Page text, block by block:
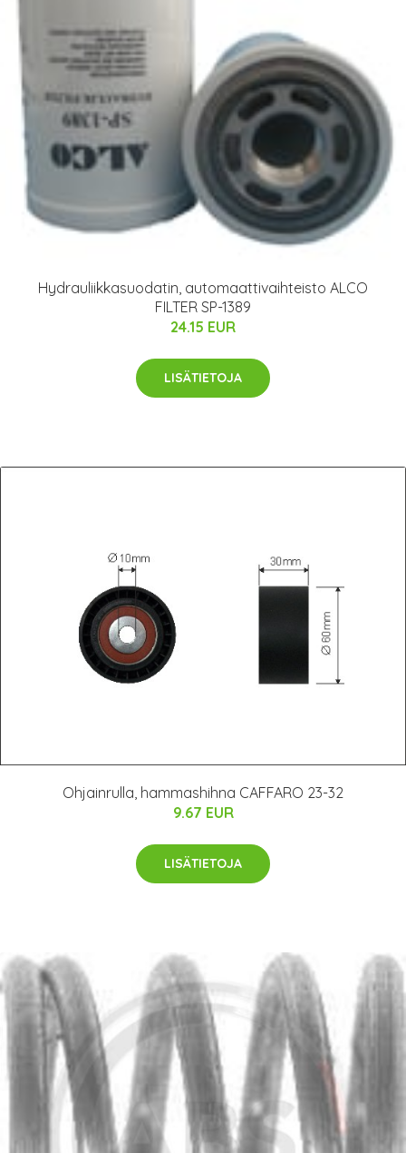
Hydrauliikkasuodatin, automaattivaihteisto ALCO
FILTER SP-1389
24.15 EUR
LISÄTIETOJA
Ohjainrulla, hammashihna CAFFARO 23-32
9.67 EUR
LISÄTIETOJA